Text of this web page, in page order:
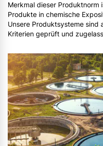
Merkmal dieser Produktnorm
Produkte in chemische
Unsere Produktsysteme sind
Kriterien geprüft und